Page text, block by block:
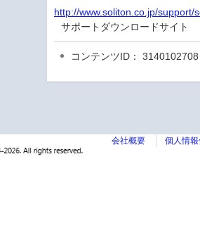
http://www.soliton.co.jp/
サポートダウンロードサイト
コンテンツID： 3140102708
会社概要 個人情